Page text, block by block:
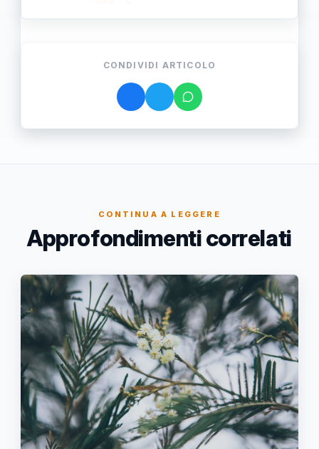
CONDIVIDI ARTICOLO
CONTINUA A LEGGERE
Approfondimenti correlati